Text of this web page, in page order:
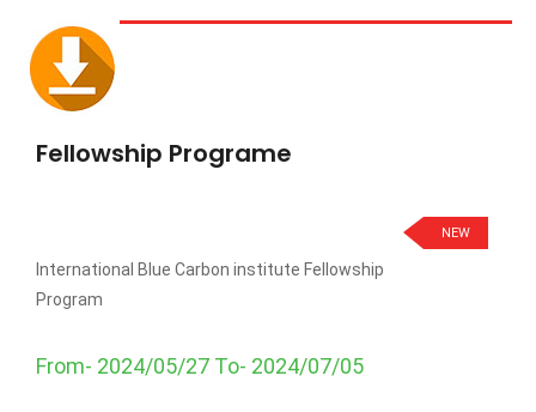
Fellowship Programe
NEW
International Blue Carbon institute Fellowship
Program
From- 2024/05/27 To- 2024/07/05